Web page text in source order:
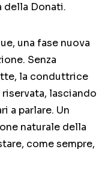
della Donati.
una fase nuova
Senza
la conduttrice
lasciando
a parlare. Un
naturale della
come sempre,